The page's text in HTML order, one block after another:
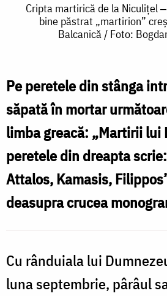
Cripta
martirică
Niculițel
‒
cel
mai
vechi
și
păstrat
„martirion”
Cripta martirică de la Niculițel
bine păstrat „martirion”
Balcanică / Foto:
Pe peretele din stânga
săpată în mortar
limba greacă: „Martirii lui
peretele din dreapta
Attalos, Kamasis,
deasupra crucea
Cu rânduiala lui
luna septembrie, pârâul